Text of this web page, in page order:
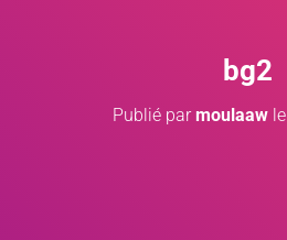
bg2
Publié parmoulaawle